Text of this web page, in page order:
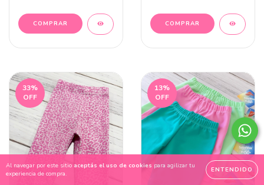
Al navegar por este sitio aceptás el uso de cookies para agilizar tu
experiencia de compra.
ENTENDIDO
COMPRAR COMPRAR
33%
OFF
13%
OFF